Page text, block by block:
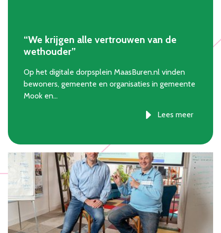
“We krijgen alle vertrouwen van de
wethouder”
Op het digitale dorpsplein MaasBuren.nl vinden
bewoners, gemeente en organisaties in gemeente
Mook en…
Lees meer